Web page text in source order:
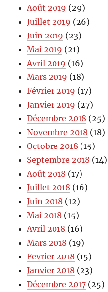
Août 2019 (29)
Juillet 2019 (26)
Juin 2019 (23)
Mai 2019 (21)
Avril 2019 (16)
Mars 2019 (18)
Février 2019 (17)
Janvier 2019 (27)
Décembre 2018 (25)
Novembre 2018 (18)
Octobre 2018 (15)
Septembre 2018 (14)
Août 2018 (17)
Juillet 2018 (16)
Juin 2018 (12)
Mai 2018 (15)
Avril 2018 (16)
Mars 2018 (19)
Fevrier 2018 (15)
Janvier 2018 (23)
Décembre 2017 (25)